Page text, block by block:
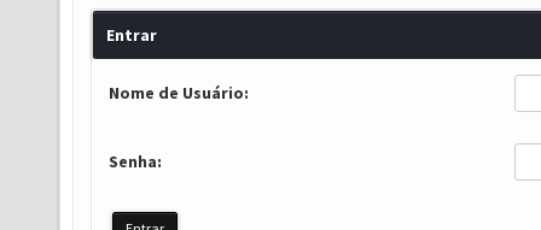
Entrar
Nome de Usuário:
Senha: